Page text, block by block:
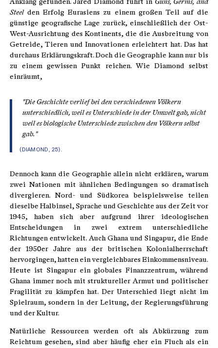
Anklang gefunden. Jared Diamond führt in Guns, Germs, and
Steelden Erfolg Eurasiens zu einem großen Teil auf die
günstige geografische Lage zurück, einschließlich der Ost-
West-Ausrichtung des Kontinents, die die Ausbreitung von
Getreide, Tieren und Innovationen erleichtert hat. Das hat
durchaus Erklärungskraft. Doch die Geographie kann nur bis
zu einem gewissen Punkt reichen. Wie Diamond selbst
einräumt,
"Die Geschichte verlief bei den verschiedenen Völkern
unterschiedlich, weil es Unterschiede in der Umwelt gab, nicht
weil es biologische Unterschiede zwischen den Völkern selbst
gab."
(DIAMOND, 25).
Dennoch kann die Geographie allein nicht erklären, warum
zwei Nationen mit ähnlichen Bedingungen so dramatisch
divergieren. Nord- und Südkorea beispielsweise teilen
dieselbe Halbinsel, Sprache und Geschichte aus der Zeit vor
1945, haben sich aber aufgrund ihrer ideologischen
Entscheidungen in zwei extrem unterschiedliche
Richtungen entwickelt. Auch Ghana und Singapur, die Ende
der 1950er Jahre aus der britischen Kolonialherrschaft
hervorgingen, hatten ein vergleichbares Einkommensniveau.
Heute ist Singapur ein globales Finanzzentrum, während
Ghana immer noch mit struktureller Armut und politischer
Fragilität zu kämpfen hat. Der Unterschied liegt nicht im
Spielraum, sondern in der Leitung, der Regierungsführung
und der Kultur.
Natürliche Ressourcen werden oft als Abkürzung zum
Reichtum gesehen, sind aber häufig eher ein Fluch als ein